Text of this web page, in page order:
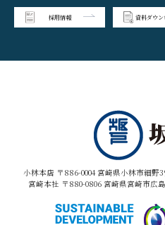
採用情報 資料ダウン
小林本店 〒886-0004 宮崎県小林市細野
宮崎本社 〒880-0806 宮崎県宮崎市広